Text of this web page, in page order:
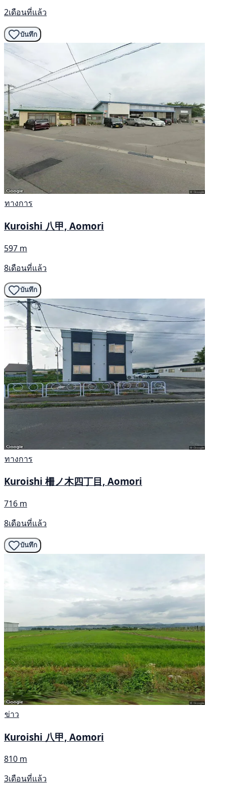
2เดือนที่แล้ว
บันทึก
ทางการ
Kuroishi 八甲, Aomori
597 m
8เดือนที่แล้ว
บันทึก
ทางการ
Kuroishi 柵ノ木四丁目, Aomori
716 m
8เดือนที่แล้ว
บันทึก
ข่าว
Kuroishi 八甲, Aomori
810 m
3เดือนที่แล้ว